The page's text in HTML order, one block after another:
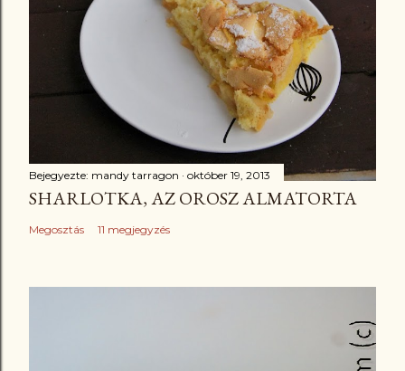
Bejegyezte: mandy tarragon október 19, 2013
SHARLOTKA, AZ OROSZ ALMATORTA
Megosztás 11 megjegyzés